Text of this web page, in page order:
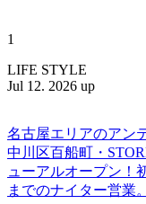
1
LIFE STYLE
Jul 12. 2026 up
名古屋エリアのアン
中川区百船町・
ューアルオープン！
までのナイター営業。